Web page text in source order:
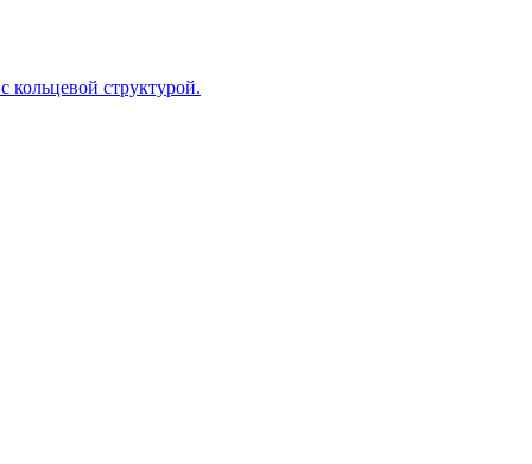
кольцевой структурой.